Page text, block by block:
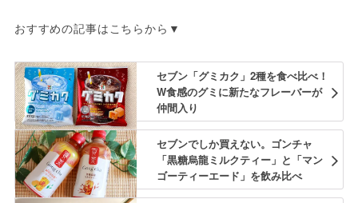
おすすめの記事はこちらから▼
セブン「グミカク」2種を食べ比べ！
W食感のグミに新たなフレーバーが
仲間入り
セブンでしか買えない。ゴンチャ
「黒糖烏龍ミルクティー」と「マン
ゴーティーエード」を飲み比べ